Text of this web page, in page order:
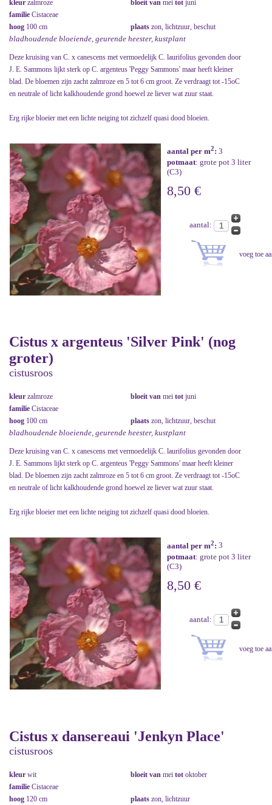
kleur zalmroze bloeit van mei tot juni
familie Cistaceae
hoog 100 cm plaats zon, lichtzuur, beschut
bladhoudende bloeiende, geurende heester, kustplant
Deze kruising van C. x canescens met vermoedelijk C. laurifolius gevonden door
J. E. Sammons lijkt sterk op C. argenteus 'Peggy Sammons' maar heeft kleiner
blad. De bloemen zijn zacht zalmroze en 5 tot 6 cm groot. Ze verdraagt tot -15oC
en neutrale of licht kalkhoudende grond hoewel ze liever wat zuur staat.
Erg rijke bloeier met een lichte neiging tot zichzelf quasi dood bloeien.
aantal per m2: 3
potmaat: grote pot 3 liter
(C3)
8,50 €
aantal:
Cistus x argenteus 'Silver Pink' (nog
groter)
cistusroos
kleur zalmroze bloeit van mei tot juni
familie Cistaceae
hoog 100 cm plaats zon, lichtzuur, beschut
bladhoudende bloeiende, geurende heester, kustplant
Deze kruising van C. x canescens met vermoedelijk C. laurifolius gevonden door
J. E. Sammons lijkt sterk op C. argenteus 'Peggy Sammons' maar heeft kleiner
blad. De bloemen zijn zacht zalmroze en 5 tot 6 cm groot. Ze verdraagt tot -15oC
en neutrale of licht kalkhoudende grond hoewel ze liever wat zuur staat.
Erg rijke bloeier met een lichte neiging tot zichzelf quasi dood bloeien.
aantal per m2: 3
potmaat: grote pot 3 liter
(C3)
8,50 €
aantal:
Cistus x dansereaui 'Jenkyn Place'
cistusroos
kleur wit bloeit van mei tot oktober
familie Cistaceae
hoog 120 cm plaats zon, lichtzuur